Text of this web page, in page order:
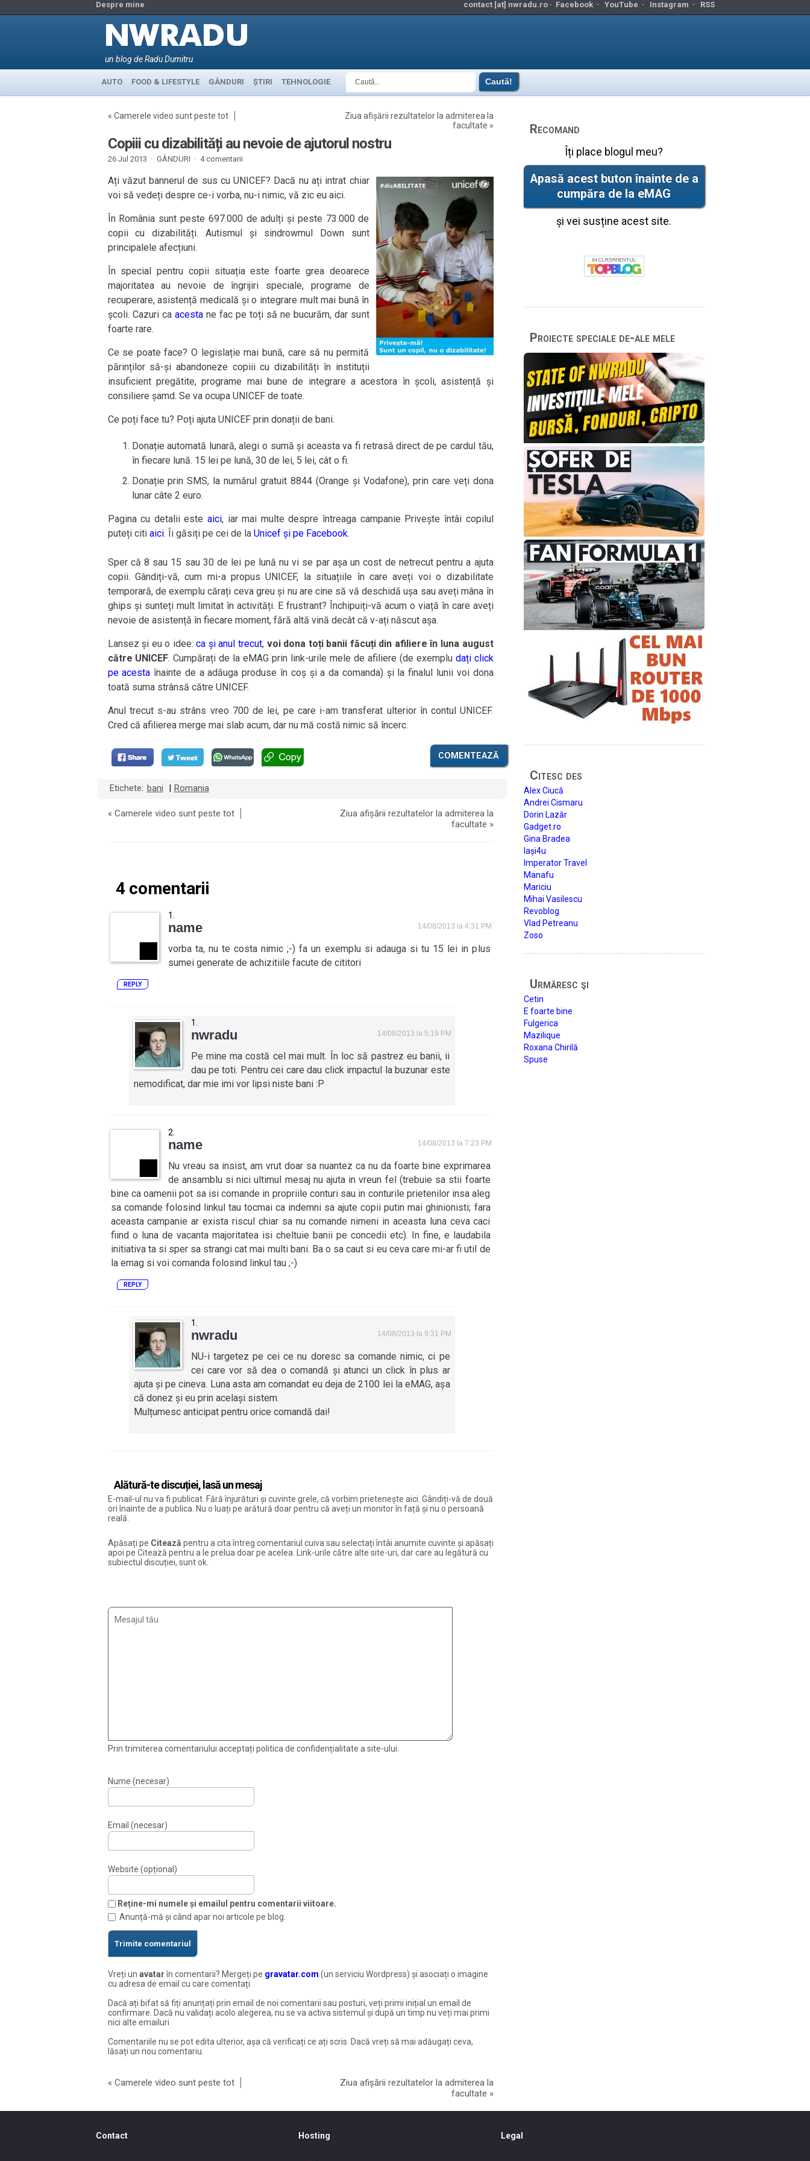
Despre mine contact [at] nwradu.ro · Facebook· YouTube · Instagram · RSS
un blog de Radu Dumitru
AUTO FOOD & LIFESTYLE GÂNDURI ȘTIRI TEHNOLOGIE
« Camerele video sunt peste tot
Ziua afișării rezultatelor la admiterea la
facultate »
Copiii cu dizabilități au nevoie de ajutorul nostru
26 Jul 2013 · GÂNDURI · 4 comentarii
Ați văzut bannerul de sus cu UNICEF? Dacă nu ați intrat chiar
voi să vedeți despre ce-i vorba, nu-i nimic, vă zic eu aici.
În România sunt peste 697.000 de adulți și peste 73.000 de
copii cu dizabilități. Autismul și sindrowmul Down sunt
principalele afecțiuni.
În special pentru copii situația este foarte grea deoarece
majoritatea au nevoie de îngrijiri speciale, programe de
recuperare, asistență medicală și o integrare mult mai bună în
școli. Cazuri ca acestane fac pe toți să ne bucurăm, dar sunt
foarte rare.
Ce se poate face? O legislație mai bună, care să nu permită
părinților să-și abandoneze copiii cu dizabilități în instituții
insuficient pregătite, programe mai bune de integrare a acestora în școli, asistență și
consiliere șamd. Se va ocupa UNICEF de toate.
Ce poți face tu? Poți ajuta UNICEF prin donații de bani.
Donație automată lunară, alegi o sumă și aceasta va fi retrasă direct de pe cardul tău,
în fiecare lună. 15 lei pe lună, 30 de lei, 5 lei, cât o fi.
Donație prin SMS, la numărul gratuit 8844 (Orange și Vodafone), prin care veți dona
lunar câte 2 euro.
Pagina cu detalii este aici, iar mai multe despre întreaga campanie Privește întâi copilul
puteți citi aici. Îi găsiți pe cei de la Unicef și pe Facebook.
Sper că 8 sau 15 sau 30 de lei pe lună nu vi se par așa un cost de netrecut pentru a ajuta
copii. Gândiți-vă, cum mi-a propus UNICEF, la situațiile în care aveți voi o dizabilitate
temporară, de exemplu cărați ceva greu și nu are cine să vă deschidă ușa sau aveți mâna în
ghips și sunteți mult limitat în activități. E frustrant? Închipuiți-vă acum o viață în care aveți
nevoie de asistență în fiecare moment, fără altă vină decât că v-ați născut așa.
Lansez și eu o idee:ca și anul trecut, voi dona toți banii făcuți din afiliere în luna august
către UNICEF. Cumpărați de la eMAG prin link-urile mele de afiliere (de exemplu dați click
pe acesta înainte de a adăuga produse în coș și a da comanda) și la finalul lunii voi dona
toată suma strânsă către UNICEF.
Anul trecut s-au strâns vreo 700 de lei, pe care i-am transferat ulterior în contul UNICEF.
Cred că afilierea merge mai slab acum, dar nu mă costă nimic să încerc.
COMENTEAZĂ
Etichete: bani Romania
« Camerele video sunt peste tot
Ziua afișării rezultatelor la admiterea la
facultate »
4 comentarii
name 14/08/2013 la 4:31 PM
vorba ta, nu te costa nimic ;-) fa un exemplu si adauga si tu 15 lei in plus
sumei generate de achizitiile facute de cititori
REPLY
nwradu 14/08/2013 la 5:19 PM
Pe mine ma costă cel mai mult. În loc să pastrez eu banii, ii
dau pe toti. Pentru cei care dau click impactul la buzunar este
nemodificat, dar mie imi vor lipsi niste bani :P
name 14/08/2013 la 7:23 PM
Nu vreau sa insist, am vrut doar sa nuantez ca nu da foarte bine exprimarea
de ansamblu si nici ultimul mesaj nu ajuta in vreun fel (trebuie sa stii foarte
bine ca oamenii pot sa isi comande in propriile conturi sau in conturile prietenilor insa aleg
sa comande folosind linkul tau tocmai ca indemni sa ajute copii putin mai ghinionisti; fara
aceasta campanie ar exista riscul chiar sa nu comande nimeni in aceasta luna ceva caci
fiind o luna de vacanta majoritatea isi cheltuie banii pe concedii etc). In fine, e laudabila
initiativa ta si sper sa strangi cat mai multi bani. Ba o sa caut si eu ceva care mi-ar fi util de
la emag si voi comanda folosind linkul tau ;-)
REPLY
nwradu 14/08/2013 la 9:31 PM
NU-i targetez pe cei ce nu doresc sa comande nimic, ci pe
cei care vor să dea o comandă și atunci un click în plus ar
ajuta și pe cineva. Luna asta am comandat eu deja de 2100 lei la eMAG, așa
că donez și eu prin același sistem.
Mulțumesc anticipat pentru orice comandă dai!
Alătură-te discuției, lasă un mesaj
E-mail-ul nu va fi publicat. Fără înjurături și cuvinte grele, că vorbim prietenește aici. Gândiți-vă de două
ori înainte de a publica. Nu o luați pe arătură doar pentru că aveți un monitor în față și nu o persoană
reală.
Apăsați pe Citează pentru a cita întreg comentariul cuiva sau selectați întâi anumite cuvinte și apăsați
apoi pe Citează pentru a le prelua doar pe acelea. Link-urile către alte site-uri, dar care au legătură cu
subiectul discuției, sunt ok.
Prin trimiterea comentariului acceptați politica de confidențialitate a site-ului.
Nume (necesar)
Email (necesar)
Website (opțional)
Reține-mi numele și emailul pentru comentarii viitoare.
Anunță-mă și când apar noi articole pe blog.
Vreți un avatarîn comentarii? Mergeți pe gravatar.com (un serviciu Wordpress) și asociați o imagine
cu adresa de email cu care comentați.
Dacă ați bifat să fiți anunțați prin email de noi comentarii sau posturi, veți primi inițial un email de
confirmare. Dacă nu validați acolo alegerea, nu se va activa sistemul și după un timp nu veți mai primi
nici alte emailuri
Comentariile nu se pot edita ulterior, așa că verificați ce ați scris. Dacă vreți să mai adăugați ceva,
lăsați un nou comentariu.
« Camerele video sunt peste tot
Ziua afișării rezultatelor la admiterea la
facultate »
Recomand
Îți place blogul meu?
Apasă acest buton înainte de a
cumpăra de la eMAG
și vei susține acest site.
Proiecte speciale de-ale mele
Citesc des
Alex Ciucă
Andrei Cismaru
Dorin Lazăr
Gadget.ro
Gina Bradea
Iași4u
Imperator Travel
Manafu
Mariciu
Mihai Vasilescu
Revoblog
Vlad Petreanu
Zoso
Urmăresc şi
Cetin
E foarte bine
Fulgerica
Mazilique
Roxana Chirilă
Spuse
Contact Hosting Legal